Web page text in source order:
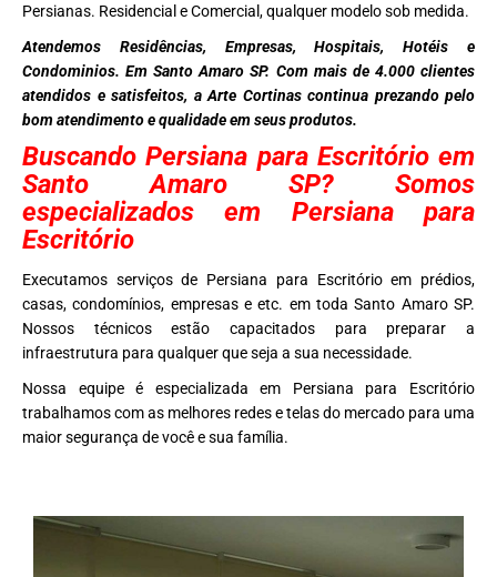
Persianas. Residencial e Comercial, qualquer modelo sob medida.
Atendemos Residências, Empresas, Hospitais, Hotéis e
Condominios. Em Santo Amaro SP. Com mais de 4.000 clientes
atendidos e satisfeitos, a Arte Cortinas continua prezando pelo
bom atendimento e qualidade em seus produtos.
Buscando Persiana para Escritório em
Santo Amaro SP? Somos
especializados em Persiana para
Escritório
Executamos serviços de Persiana para Escritório em prédios,
casas, condomínios, empresas e etc. em toda Santo Amaro SP.
Nossos técnicos estão capacitados para preparar a
infraestrutura para qualquer que seja a sua necessidade.
Nossa equipe é especializada em Persiana para Escritório
trabalhamos com as melhores redes e telas do mercado para uma
maior segurança de você e sua família.